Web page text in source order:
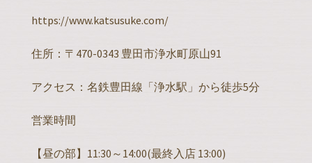
https://www.katsusuke.com/
住所：〒470-0343 豊田市浄水町原山91
アクセス：名鉄豊田線「浄水駅」から徒歩5分
営業時間
【昼の部】11:30～14:00(最終入店 13:00)